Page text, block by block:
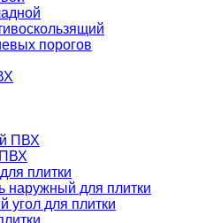
порогов
ПВХ
плитки
для плитки
угол для плитки